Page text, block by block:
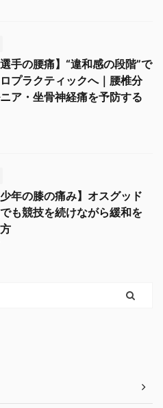
選手の腰痛】“違和感の段階”で
プラクティックへ｜腰椎分
ア・坐骨神経痛を予防する
少年の膝の痛み】オスグッド
も競技を続けながら緩和を